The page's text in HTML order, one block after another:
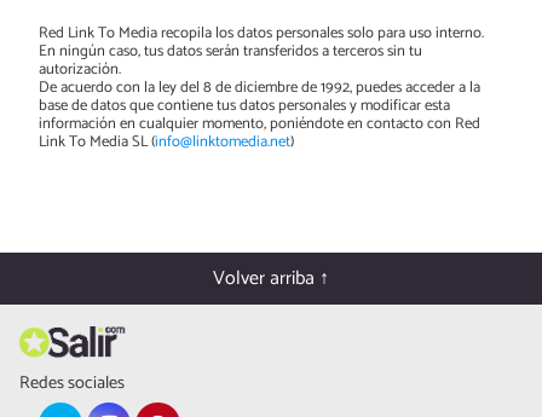
Red Link To Media recopila los datos personales solo para uso interno.
En ningún caso, tus datos serán transferidos a terceros sin tu
autorización.
De acuerdo con la ley del 8 de diciembre de 1992, puedes acceder a la
base de datos que contiene tus datos personales y modificar esta
información en cualquier momento, poniéndote en contacto con Red
Link To Media SL (info@linktomedia.net)
Volver arriba ↑
Redes sociales